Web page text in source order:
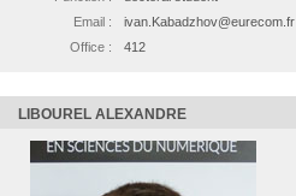
Email :
ivan.Kabadzhov@eurecom.fr
Office :
412
LIBOUREL ALEXANDRE